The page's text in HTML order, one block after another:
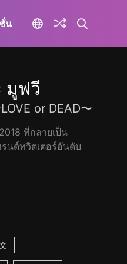
น
มูฟวี
or DEAD〜
ที่กลายเป็น
นด์ทวิตเตอร์อันดับ